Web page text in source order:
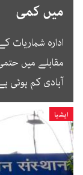
میں کمی
ادارہ شماریات
آبادی کم ہوئی
ایشیا